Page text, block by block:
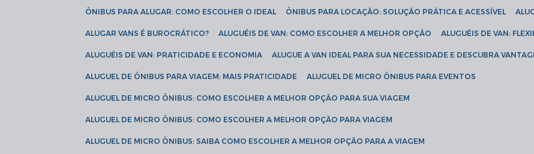
ÔNIBUS PARA ALUGAR: COMO ESCOLHER O IDEAL ÔNIBUS PARA LOCAÇÃO: SOLUÇÃO PRÁTICA E ACESSÍVEL
ALUGAR VANS É BUROCRÁTICO? ALUGUÉIS DE VAN: COMO ESCOLHER A MELHOR OPÇÃO ALUGUÉIS DE VAN:
ALUGUÉIS DE VAN: PRATICIDADE E ECONOMIA ALUGUE A VAN IDEAL PARA SUA NECESSIDADE E DESCUBRA
ALUGUEL DE ÔNIBUS PARA VIAGEM: MAIS PRATICIDADE ALUGUEL DE MICRO ÔNIBUS PARA EVENTOS
ALUGUEL DE MICRO ÔNIBUS: COMO ESCOLHER A MELHOR OPÇÃO PARA SUA VIAGEM
ALUGUEL DE MICRO ÔNIBUS: COMO ESCOLHER A MELHOR OPÇÃO PARA VIAGEM
ALUGUEL DE MICRO ÔNIBUS: SAIBA COMO ESCOLHER A MELHOR OPÇÃO PARA A VIAGEM